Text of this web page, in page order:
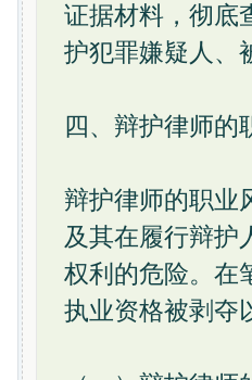
证据材料，彻底
护犯罪嫌疑人、
四、辩护律师的
辩护律师的职业
及其在履行辩护
权利的危险。在
执业资格被剥夺